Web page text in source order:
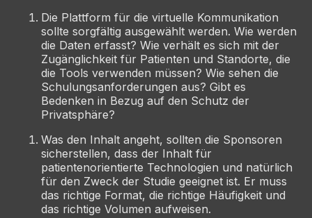
Die Plattform für die virtuelle Kommunikation
sollte sorgfältig ausgewählt werden. Wie werden
die Daten erfasst? Wie verhält es sich mit der
Zugänglichkeit für Patienten und Standorte, die
die Tools verwenden müssen? Wie sehen die
Schulungsanforderungen aus? Gibt es
Bedenken in Bezug auf den Schutz der
Privatsphäre?
Was den Inhalt angeht, sollten die Sponsoren
sicherstellen, dass der Inhalt für
patientenorientierte Technologien und natürlich
für den Zweck der Studie geeignet ist. Er muss
das richtige Format, die richtige Häufigkeit und
das richtige Volumen aufweisen.